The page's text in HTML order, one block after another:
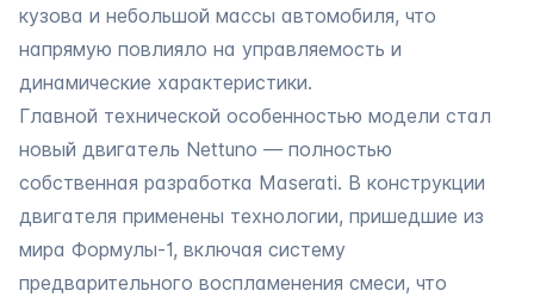
кузова и небольшой массы автомобиля, что
напрямую повлияло на управляемость и
динамические характеристики.
Главной технической особенностью модели стал
новый двигатель Nettuno — полностью
собственная разработка Maserati. В конструкции
двигателя применены технологии, пришедшие из
мира Формулы-1, включая систему
предварительного воспламенения смеси, что